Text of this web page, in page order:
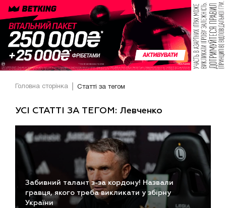
Головна сторінка Статті за тегом
УСІ СТАТТІ ЗА ТЕГОМ: Левченко
Забивний талант з-за кордону! Назвали
гравця, якого треба викликати у збірну
України